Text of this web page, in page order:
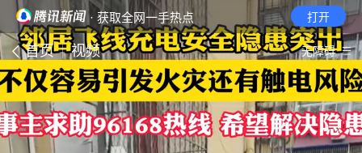
· 获取全网一手热点 打开
首页 视频 无障碍